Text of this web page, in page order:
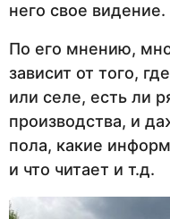
него свое видение.
По его мнению,
зависит от того,
или селе, есть ли
производства, и
пола, какие
и что читает и т.д.